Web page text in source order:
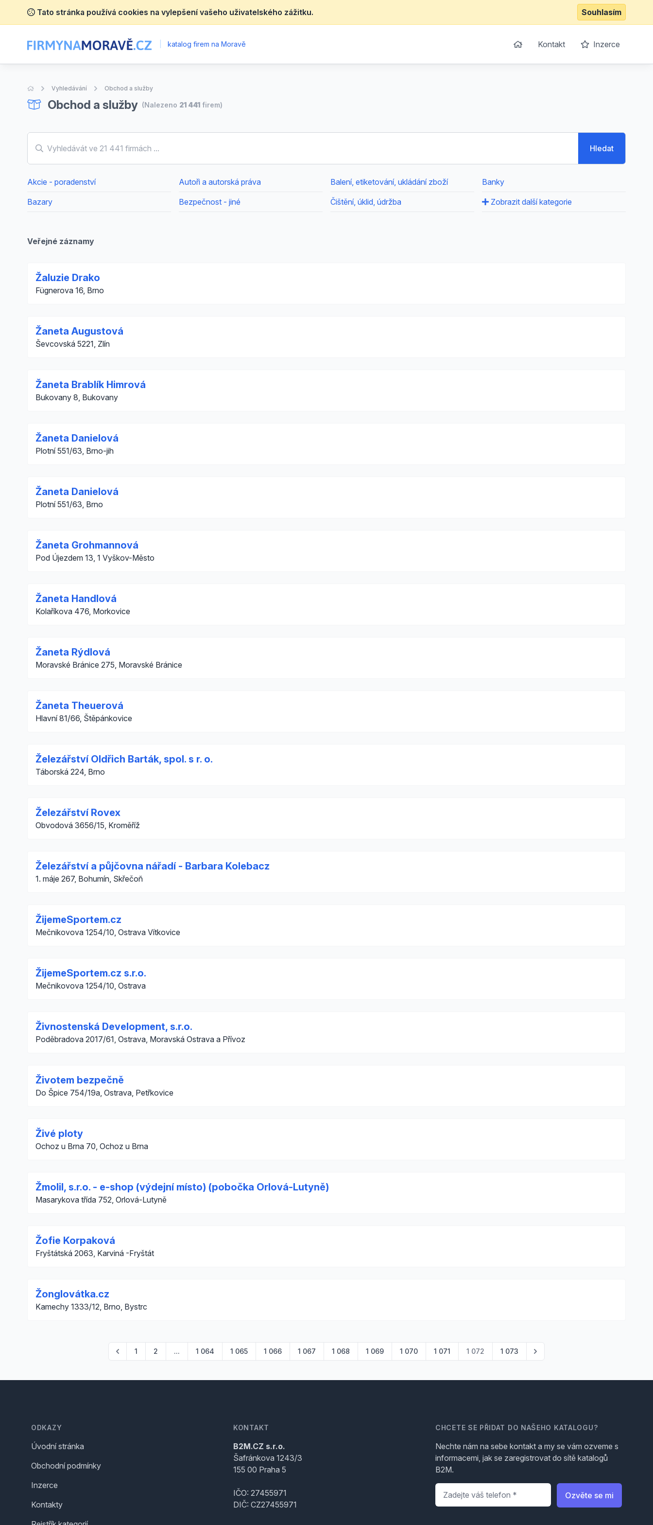
Tato stránka používá cookies na vylepšení vašeho uživatelského zážitku. Souhlasím
katalog firem na Moravě Kontakt Inzerce
Úvodní stránka
Vyhledávání Obchod a služby
Obchod a služby (Nalezeno 21 441 firem)
Hledat
Akcie - poradenství Autoři a autorská práva Balení, etiketování, ukládání zboží Banky
Bazary Bezpečnost - jiné Čištění, úklid, údržba Zobrazit další kategorie
Veřejné záznamy
Žaluzie Drako
Fügnerova 16, Brno
Žaneta Augustová
Ševcovská 5221, Zlín
Žaneta Brablík Himrová
Bukovany 8, Bukovany
Žaneta Danielová
Plotní 551/63, Brno-jih
Žaneta Danielová
Plotní 551/63, Brno
Žaneta Grohmannová
Pod Újezdem 13, 1 Vyškov-Město
Žaneta Handlová
Kolaříkova 476, Morkovice
Žaneta Rýdlová
Moravské Bránice 275, Moravské Bránice
Žaneta Theuerová
Hlavní 81/66, Štěpánkovice
Železářství Oldřich Barták, spol. s r. o.
Táborská 224, Brno
Železářství Rovex
Obvodová 3656/15, Kroměříž
Železářství a půjčovna nářadí - Barbara Kolebacz
1. máje 267, Bohumín, Skřečoň
ŽijemeSportem.cz
Mečnikovova 1254/10, Ostrava Vítkovice
ŽijemeSportem.cz s.r.o.
Mečnikovova 1254/10, Ostrava
Živnostenská Development, s.r.o.
Poděbradova 2017/61, Ostrava, Moravská Ostrava a Přívoz
Životem bezpečně
Do Špice 754/19a, Ostrava, Petřkovice
Živé ploty
Ochoz u Brna 70, Ochoz u Brna
Žmolil, s.r.o. - e-shop (výdejní místo) (pobočka Orlová-Lutyně)
Masarykova třída 752, Orlová-Lutyně
Žofie Korpaková
Fryštátská 2063, Karviná -Fryštát
Žonglovátka.cz
Kamechy 1333/12, Brno, Bystrc
1 2 ... 1 064 1 065 1 066 1 067 1 068 1 069 1 070 1 071 1 072 1 073
ODKAZY
Úvodní stránka
Obchodní podmínky
Inzerce
Kontakty
KONTAKT
B2M.CZ s.r.o.
Šafránkova 1243/3
155 00 Praha 5
IČO: 27455971
DIČ: CZ27455971
CHCETE SE PŘIDAT DO NAŠEHO KATALOGU?
Nechte nám na sebe kontakt a my se vám ozveme s
informacemi, jak se zaregistrovat do sítě katalogů
B2M.
Telefon
Ozvěte se mi